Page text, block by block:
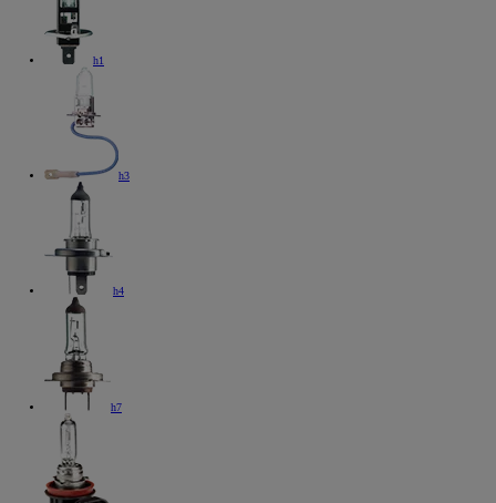
h1
h3
h4
h7